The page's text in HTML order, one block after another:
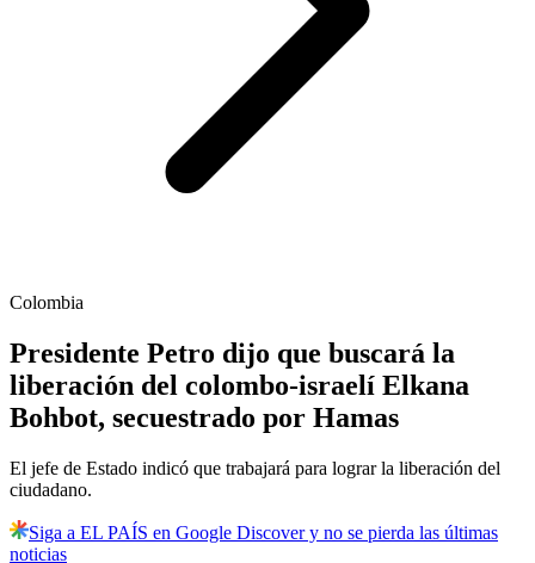
Colombia
Presidente Petro dijo que buscará la
liberación del colombo-israelí Elkana
Bohbot, secuestrado por Hamas
El jefe de Estado indicó que trabajará para lograr la liberación del
ciudadano.
Siga a EL PAÍS en Google Discover y no se pierda las últimas
noticias